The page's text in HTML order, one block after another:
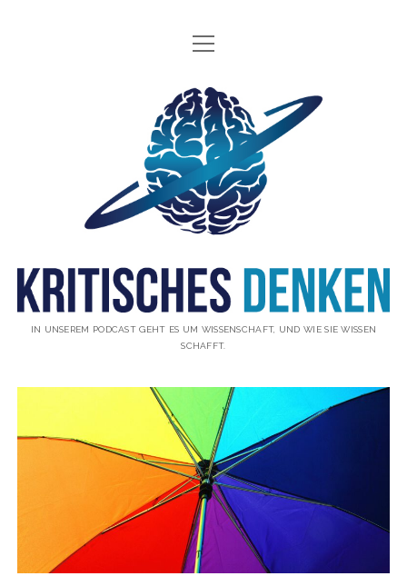
INFO
ÜBER UNS
WAS IST KRITISCHES DENKEN?
GÄSTE
THEMEN
UNTERSTÜTZUNG
KONTAKT
DAS BUCH ZUM PODCAST
facebook
linkedinyoutube
emailmastodon
patreon
Menü
öffnen
Kritisches
Podcast
IN UNSEREM PODCAST GEHT ES UM WISSENSCHAFT, UND WIE SIE WISSEN
SCHAFFT.